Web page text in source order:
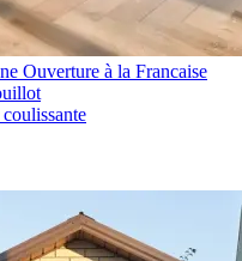
Crémone Ouverture à la Francaise